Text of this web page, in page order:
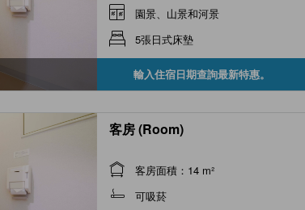
園景、山景和河景
5張日式床墊
輸入住宿日期查詢最新特惠。
客房 (Room)
客房面積：14 m²
可吸菸